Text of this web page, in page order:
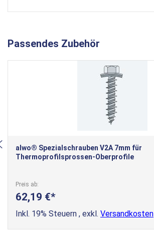
Passendes Zubehör
alwo® Spezialschrauben V2A 7mm für
Thermoprofilsprossen-Oberprofile
Preis ab
62,19 €
Inkl. 19% Steuern , exkl. Versandkosten